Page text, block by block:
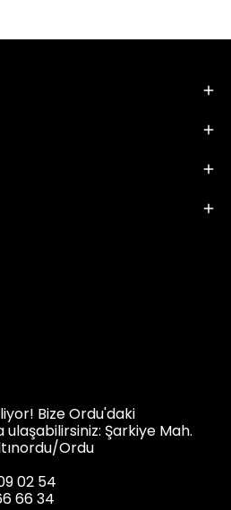
Bize Ordu'daki
Şarkiye Mah.
Ordu
02 54
66 34